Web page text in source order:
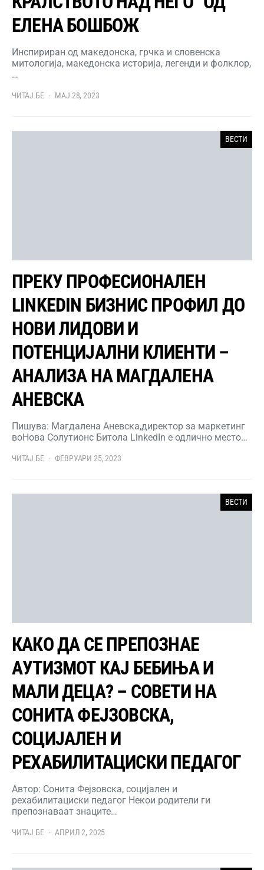
ЕЛЕНА БОШБОЖ
Инспириран од македонска, грчка и словенска
митологија, македонска историја, легенди и фолклор,
…
ЧИТАЈ БЕ МАЈ 28, 2023
ВЕСТИ
ПРЕКУ ПРОФЕСИОНАЛЕН
LINKEDIN БИЗНИС ПРОФИЛ ДО
НОВИ ЛИДОВИ И
ПОТЕНЦИЈАЛНИ КЛИЕНТИ –
АНАЛИЗА НА МАГДАЛЕНА
АНЕВСКА
Пишува: Магдалена Аневска,директор за маркетинг
воНова Солутионс Битола LinkedIn е одлично место…
ЧИТАЈ БЕ ФЕВРУАРИ 25, 2023
ВЕСТИ
КАКО ДА СЕ ПРЕПОЗНАЕ
АУТИЗМОТ КАЈ БЕБИЊА И
МАЛИ ДЕЦА? – СОВЕТИ НА
СОНИТА ФЕЈЗОВСКА,
СОЦИЈАЛЕН И
РЕХАБИЛИТАЦИСКИ ПЕДАГОГ
Автор: Сонита Фејзовска, социјален и
рехабилитациски педагог Некои родители ги
препознаваат знаците…
ЧИТАЈ БЕ АПРИЛ 2, 2025